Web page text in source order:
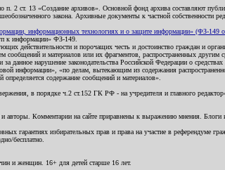
п. 2 ст. 13 «Создание архивов». Основной фонд архива составляют
закона. Архивные документы к частной собственности
информационных технологиях и о защите информации» (ФЗ-149
к информации» ФЗ-149.
действительности и порочащих честь и достоинство граждан и
и материалов или их фрагментов, распространенных другим
данное нарушение законодательства Российской Федерации о
информации», «по делам, вытекающим из содержания
содержание сообщений и материалов».
в порядке ч.2 ст.152 ГК РФ - на учредителя и главного
авторы. Комментарии на сайте приравнены к выражению мнения.
избирательных прав и права на участие в референдуме
бесплатно.
и женщин. 16+ для детей старше 16 лет.